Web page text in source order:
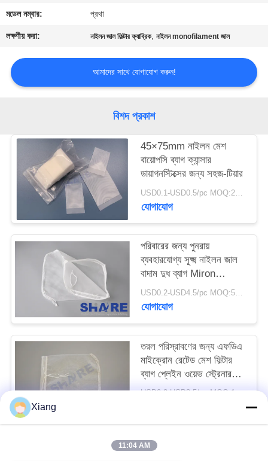
আমাদের
সাথে
করুন
একটি
অনুরোধ
PRIVACY
POLICY
মডেল নম্বার: প্রথা
লক্ষণীয় করা: নাইলন জাল ফিল্টার ফ্যাব্রিক,নাইলন monofilament জাল
আমাদের সাথে যোগাযোগ করুন!
বিশদ প্রকাশ
45×75mm নাইলন মেশ
বায়োপসি ব্যাগ ক্যান্সার
ডায়াগনস্টিক্সের জন্য সহজ-টিয়ার
USD0.1-USD0.5/pc MOQ:200PCS
যোগাযোগ
পরিবারের জন্য পুনরায়
ব্যবহারযোগ্য সূক্ষ্ম নাইলন জাল
বাদাম দুধ ব্যাগ Miron
200um
USD0.2-USD4.5/pc MOQ:50PCS
যোগাযোগ
তরল পরিস্রাবণের জন্য এফডিএ
মাইক্রোন রেটেড মেশ ফিল্টার
ব্যাগ প্লেইন ওয়েভ স্ট্রেনার
ব্যাগ
USD0.2-USD3.5/pc MOQ:100 পিসি
Xiang
11:04 AM